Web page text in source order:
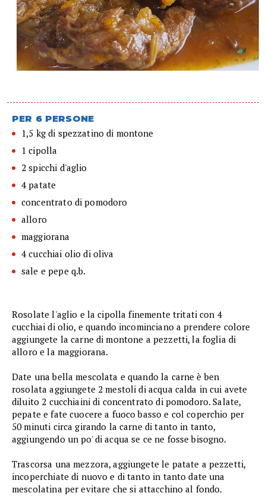
PER 6 PERSONE
1,5 kg di spezzatino di montone
1 cipolla
2 spicchi d'aglio
4 patate
concentrato di pomodoro
alloro
maggiorana
4 cucchiai olio di oliva
sale e pepe q.b.
Rosolate l'aglio e la cipolla finemente tritati con 4
cucchiai di olio, e quando incominciano a prendere colore
aggiungete la carne di montone a pezzetti, la foglia di
alloro e la maggiorana.
Date una bella mescolata e quando la carne è ben
rosolata aggiungete 2 mestoli di acqua calda in cui avete
diluito 2 cucchiaini di concentrato di pomodoro. Salate,
pepate e fate cuocere a fuoco basso e col coperchio per
50 minuti circa girando la carne di tanto in tanto,
aggiungendo un po' di acqua se ce ne fosse bisogno.
Trascorsa una mezzora, aggiungete le patate a pezzetti,
incoperchiate di nuovo e di tanto in tanto date una
mescolatina per evitare che si attacchino al fondo.